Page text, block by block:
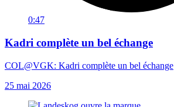
0:47
Kadri complète un bel échange
COL@VGK: Kadri complète un bel échange
25 mai 2026